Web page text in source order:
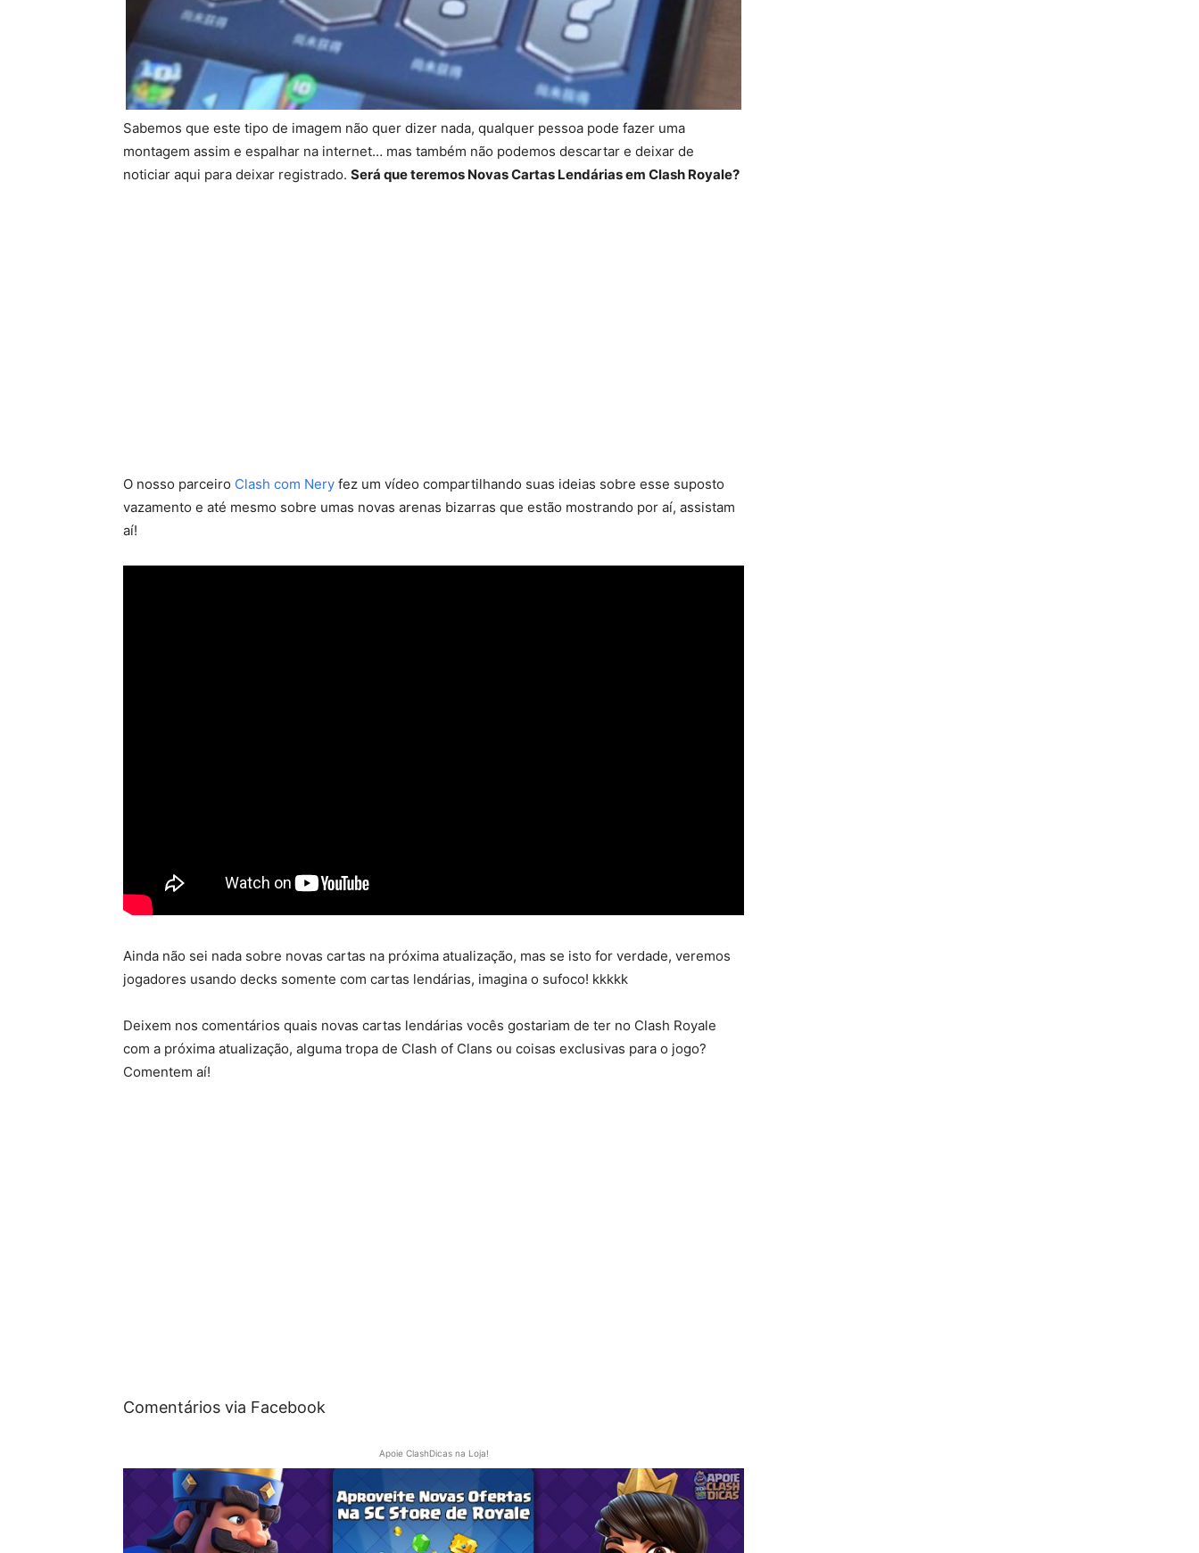
Sabemos que este tipo de imagem não quer dizer nada, qualquer pessoa pode fazer uma
montagem assim e espalhar na internet… mas também não podemos descartar e deixar de
noticiar aqui para deixar registrado. Será que teremos Novas Cartas Lendárias em Clash Royale?
O nosso parceiro Clash com Nery fez um vídeo compartilhando suas ideias sobre esse suposto
vazamento e até mesmo sobre umas novas arenas bizarras que estão mostrando por aí, assistam
aí!
Ainda não sei nada sobre novas cartas na próxima atualização, mas se isto for verdade, veremos
jogadores usando decks somente com cartas lendárias, imagina o sufoco! kkkkk
Deixem nos comentários quais novas cartas lendárias vocês gostariam de ter no Clash Royale
com a próxima atualização, alguma tropa de Clash of Clans ou coisas exclusivas para o jogo?
Comentem aí!
Comentários via Facebook
Apoie ClashDicas na Loja!